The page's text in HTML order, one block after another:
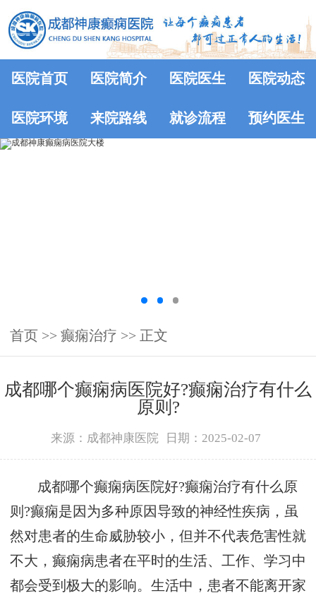
医院首页 医院简介 医院医生 医院动态
医院环境 来院路线 就诊流程 预约医生
首页 >> 癫痫治疗 >> 正文
成都哪个癫痫病医院好?癫痫治疗有什么
原则?
来源：成都神康医院 日期：2025-02-07
成都哪个癫痫病医院好?癫痫治疗有什么原
则?癫痫是因为多种原因导致的神经性疾病，虽
然对患者的生命威胁较小，但并不代表危害性就
不大，癫痫病患者在平时的生活、工作、学习中
都会受到极大的影响。生活中，患者不能离开家